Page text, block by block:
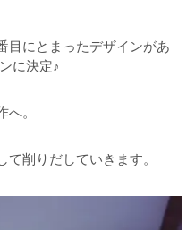
目にとまったデザインがあ
に決定♪
。
削りだしていきます。